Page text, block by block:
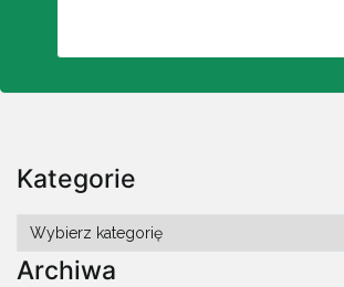
Kategorie
Kategorie
Archiwa